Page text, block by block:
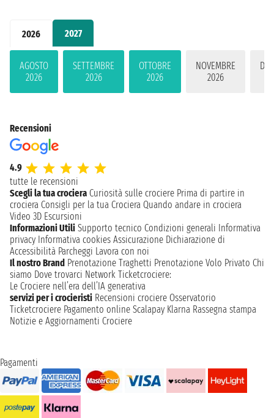
2026 2027
AGOSTO
2026
SETTEMBRE
2026
OTTOBRE
2026
NOVEMBRE
2026
Recensioni
4.9
tutte le recensioni
Scegli la tua crociera Curiosità sulle crociere Prima di partire in
crociera Consigli per la tua Crociera Quando andare in crociera
Video 3D Escursioni
Informazioni Utili Supporto tecnico Condizioni generali Informativa
privacy Informativa cookies Assicurazione Dichiarazione di
Accessibilità Parcheggi Lavora con noi
Il nostro Brand Prenotazione Traghetti Prenotazione Volo Privato Chi
siamo Dove trovarci Network Ticketcrociere:
Le Crociere nell’era dell’IA generativa
servizi per i crocieristi Recensioni crociere Osservatorio
Ticketcrociere Pagamento online Scalapay Klarna Rassegna stampa
Notizie e Aggiornamenti Crociere
Pagamenti